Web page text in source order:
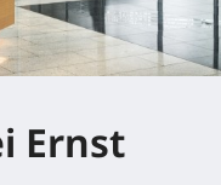
Ernst